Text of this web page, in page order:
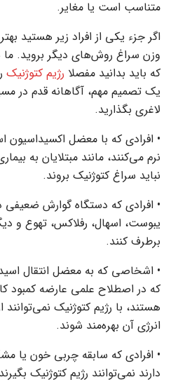
متناسب است یا مغایر.
اگر جزء یکی از افراد زیر هستید
که باید بدانید مفصلا‌ رژیم کتوژنیک
یک تصمیم مهم، آگاهانه قدم در
لاغری بگذارید.
• افرادی که با معضل
نباید سراغ کتوژنیک بروند.
• افرادی که دستگاه گوارش ضعیفی
یبوست، اسهال، رفلاکس، تهوع و
برطرف کنند.
• اشخاصی که به معضل انتقال
که در اصطلاح علمی عارضه کمبود
هستند، با رژیم کتوژنیک
انرژی آن بهره‌مند شوند.
• افرادی که سابقه چربی خون یا
دارند نمی‌توانند رژیم کتوژنیک